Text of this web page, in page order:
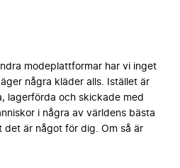
modeplattformar har vi inget
några kläder alls. Istället är
lagerförda och skickade med
i några av världens bästa
det är något för dig. Om så är